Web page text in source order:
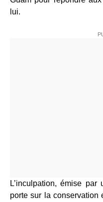
lui.
L’inculpation, émise
porte sur la conservation